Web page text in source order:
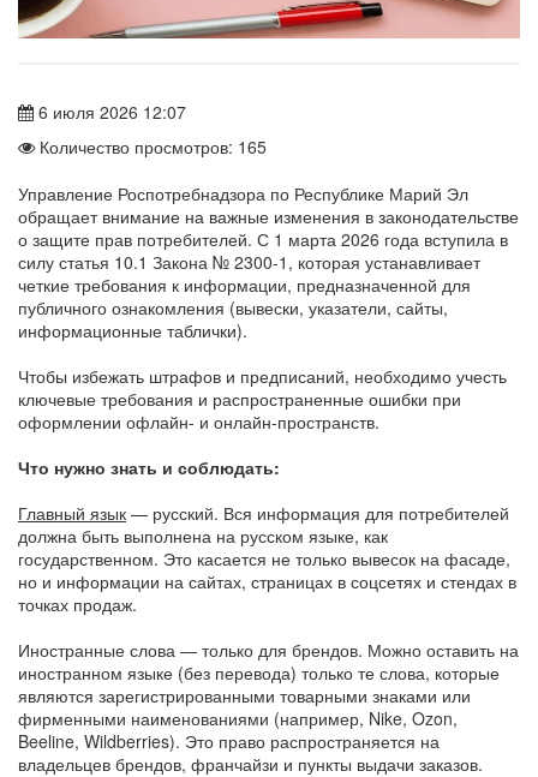
6 июля 2026 12:07
Количество просмотров: 165
Управление Роспотребнадзора по Республике Марий Эл
обращает внимание на важные изменения в законодательстве
о защите прав потребителей. С 1 марта 2026 года вступила в
силу статья 10.1 Закона № 2300-1, которая устанавливает
четкие требования к информации, предназначенной для
публичного ознакомления (вывески, указатели, сайты,
информационные таблички).
Чтобы избежать штрафов и предписаний, необходимо учесть
ключевые требования и распространенные ошибки при
оформлении офлайн- и онлайн-пространств.
Что нужно знать и соблюдать:
Главный язык — русский. Вся информация для потребителей
должна быть выполнена на русском языке, как
государственном. Это касается не только вывесок на фасаде,
но и информации на сайтах, страницах в соцсетях и стендах в
точках продаж.
Иностранные слова — только для брендов. Можно оставить на
иностранном языке (без перевода) только те слова, которые
являются зарегистрированными товарными знаками или
фирменными наименованиями (например, Nike, Ozon,
Beeline, Wildberries). Это право распространяется на
владельцев брендов, франчайзи и пункты выдачи заказов.